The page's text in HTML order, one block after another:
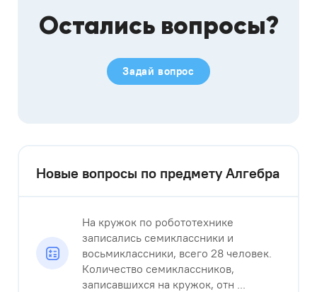
Остались вопросы?
Задай вопрос
Новые вопросы по предмету Алгебра
На кружок по робототехнике
записались семиклассники и
восьмиклассники, всего 28 человек.
Количество семиклассников,
записавшихся на кружок, отн ...